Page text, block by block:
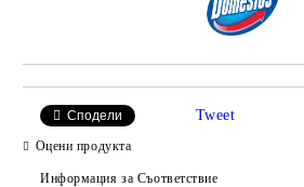
Сподели Tweet
Оцени продукта
Информация за Съответствие